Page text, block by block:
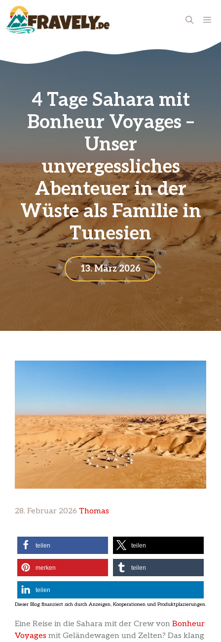
Zum
Inhalt
springen
4 Tage Sahara mit
Bonheur Voyages –
Unser
unvergessliches
Abenteuer in der
Wüste als Familie in
Tunesien
13. März 2026
28. Februar 2026 Thomas
teilen teilen
merken teilen
teilen
Eine Reise in die Sahara mit der Crew von Bonheur
Voyages mit Geländewagen und Zelten? Das klang